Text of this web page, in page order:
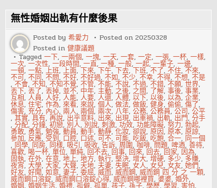
一
次
等
於
一
千
次
無性婚姻出軌有什麼後果
Posted by希愛力 Posted on20250328
Posted in健康議題
Tagged一下,一兩個,一塊,一天,一套,一定,一張,一杯,一樣,
一次,一次性,一段時間,一直,一種,一般,一起,一輩子,一邊,
一頓,一點,上班,上面,下來,下午,下去,下班,不了,不住,不來,
不可,不同,不問,不好,不好過,不如,不少,不幸,不得,不想,不是
,不會,不知,不知不覺,不管,不能,不說,不過,不錯,不願,世界,
丟下, 丟了, 丟掉,並不, 中年,主動, 之後, 之間, 了解,事後,事業,
互相,人員,人好,人能,人要,人還,人體,以下,以後,以為,企業,
休息,住宅,作為,來看,來說,個人,做法,做飯,健身,偷偷,傷了,
傷害, 充分, 內心, 兩人, 兩個, 兩次, 八年,公務,公務員,公司,公平
,其實,具有,再說, 出乎意料, 出來, 出現, 出車禍, 出軌, 出門,分手
,分配,分鐘,初戀, 別人, 別說,刺激,功效,功能障礙,努力,勃起,
勇敢, 勇氣,勉強,動員,動手,動靜,化妝,卻說,原因,原本,原諒,
參加, 反應, 受到, 口腔, 口述,可不,可能, 吃飯, 吃飽,合一, 同一個
, 同學, 同房, 同樣, 吸引, 吸收,告訴,周圍, 咖啡, 問題, 啤酒,善待,
喜歡, 喝一杯,單位,單純, 回不去, 回事, 回來, 回去, 回家, 因為,
固執,在外,在意,地上,地方,執行,堅決,增大,增硬, 多少, 多賺,
夜宵,大學,大家,大聲, 天地, 夫妻,失眠,女人,女兒,女友,她們,
好友,好聞,如意,妻子,委屈,威而,威而鋼,威而鋼 四 分 之 一顆,
威而鋼口溶錠,威而鋼口溶錠心得,威而鋼哪裡買,婆婆,婚外,
婚姻,婚姻生活,婚禮,孤僻,孤單,孩子,孫子,學歷,學習,害怕,